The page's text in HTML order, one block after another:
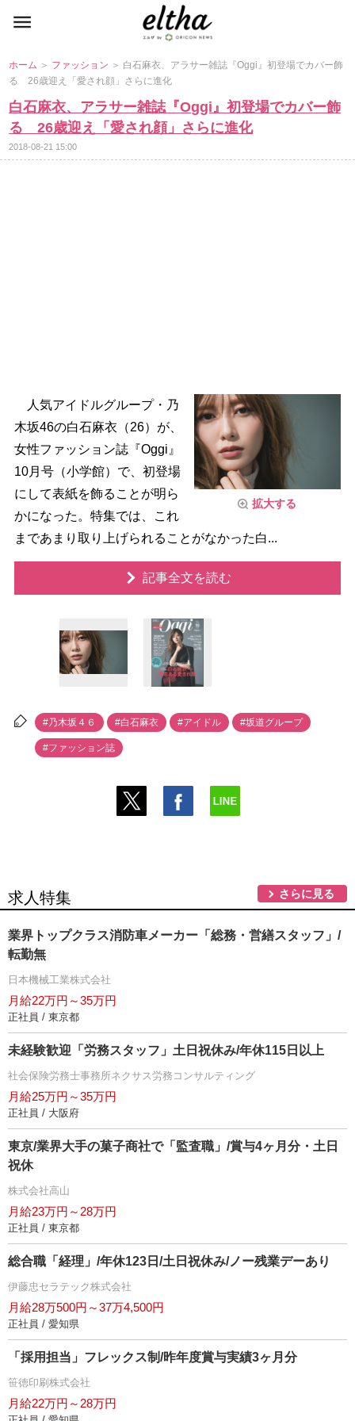
ホーム ＞ ファッション ＞ 白石麻衣、アラサー雑誌『Oggi』初登場でカバー飾
る 26歳迎え「愛され顔」さらに進化
白石麻衣、アラサー雑誌『Oggi』初登場でカバー飾
る 26歳迎え「愛され顔」さらに進化
2018-08-21 15:00
拡大する
人気アイドルグループ・乃
木坂46の白石麻衣（26）が、
女性ファッション誌『Oggi』
10月号（小学館）で、初登場
にして表紙を飾ることが明ら
かになった。特集では、これ
まであまり取り上げられることがなかった白...
記事全文を読む
#乃木坂４６ #白石麻衣 #アイドル #坂道グループ
#ファッション誌
求人特集 さらに見る
業界トップクラス消防車メーカー「総務・営繕スタッフ」/
転勤無
日本機械工業株式会社
月給22万円～35万円
正社員 / 東京都
未経験歓迎「労務スタッフ」土日祝休み/年休115日以上
社会保険労務士事務所ネクサス労務コンサルティング
月給25万円～35万円
正社員 / 大阪府
東京/業界大手の菓子商社で「監査職」/賞与4ヶ月分・土日
祝休
株式会社高山
月給23万円～28万円
正社員 / 東京都
総合職「経理」/年休123日/土日祝休み/ノー残業デーあり
伊藤忠セラテック株式会社
月給28万500円～37万4,500円
正社員 / 愛知県
「採用担当」フレックス制/昨年度賞与実績3ヶ月分
笹徳印刷株式会社
月給22万円～28万円